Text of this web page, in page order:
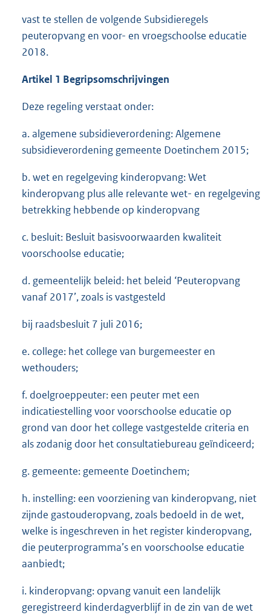
vast te stellen de volgende Subsidieregels
peuteropvang en voor- en vroegschoolse educatie
2018.
Artikel 1 Begripsomschrijvingen
Deze regeling verstaat onder:
a. algemene subsidieverordening: Algemene
subsidieverordening gemeente Doetinchem 2015;
b. wet en regelgeving kinderopvang: Wet
kinderopvang plus alle relevante wet- en regelgeving
betrekking hebbende op kinderopvang
c. besluit: Besluit basisvoorwaarden kwaliteit
voorschoolse educatie;
d. gemeentelijk beleid: het beleid ‘Peuteropvang
vanaf 2017’, zoals is vastgesteld
bij raadsbesluit 7 juli 2016;
e. college: het college van burgemeester en
wethouders;
f. doelgroeppeuter: een peuter met een
indicatiestelling voor voorschoolse educatie op
grond van door het college vastgestelde criteria en
als zodanig door het consultatiebureau geïndiceerd;
g. gemeente: gemeente Doetinchem;
h. instelling: een voorziening van kinderopvang, niet
zijnde gastouderopvang, zoals bedoeld in de wet,
welke is ingeschreven in het register kinderopvang,
die peuterprogramma’s en voorschoolse educatie
aanbiedt;
i. kinderopvang: opvang vanuit een landelijk
geregistreerd kinderdagverblijf in de zin van de wet